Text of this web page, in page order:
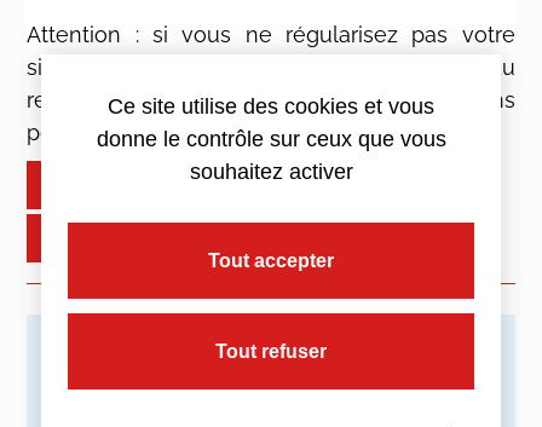
Attention : si vous ne régularisez pas votre
situation dans les 30 jours après réception du
relevé, l’URSSAF pourra engager des actions
pour le paiement des sommes dues.
+ d'infos : nous contacter
Ce site utilise des cookies et vous
donne le contrôle sur ceux que vous
souhaitez activer
Tout accepter
Tout refuser